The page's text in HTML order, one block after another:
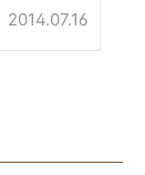
2014.07.16